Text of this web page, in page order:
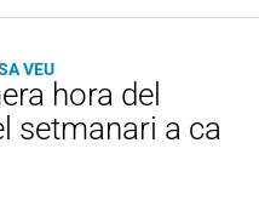
VEU
hora del
setmanari a ca